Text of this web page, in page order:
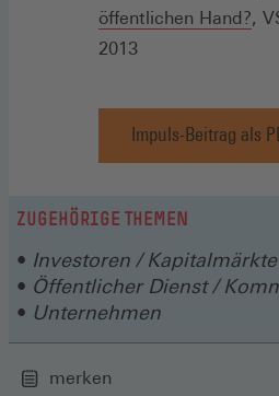
öffentlichen Hand?,
2013
Impuls-Beitrag als
(Öffnet
in
ZUGEHÖRIGE THEMEN
Investoren / Kapitalmärkte
Öffentlicher Dienst /
Unternehmen
merken